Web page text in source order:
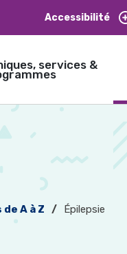
Accessibilité
services &
A à Z Épilepsie